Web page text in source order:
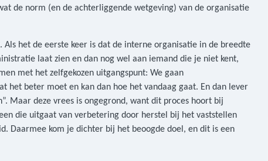
de norm (en de achterliggende wetgeving) van de organisatie
Als het de eerste keer is dat de interne organisatie in de breedte
laat zien en dan nog wel aan iemand die je niet kent,
met het zelfgekozen uitgangspunt: We gaan
het beter moet en kan dan hoe het vandaag gaat. En dan lever
Maar deze vrees is ongegrond, want dit proces hoort bij
die uitgaat van verbetering door herstel bij het vaststellen
Daarmee kom je dichter bij het beoogde doel, en dit is een